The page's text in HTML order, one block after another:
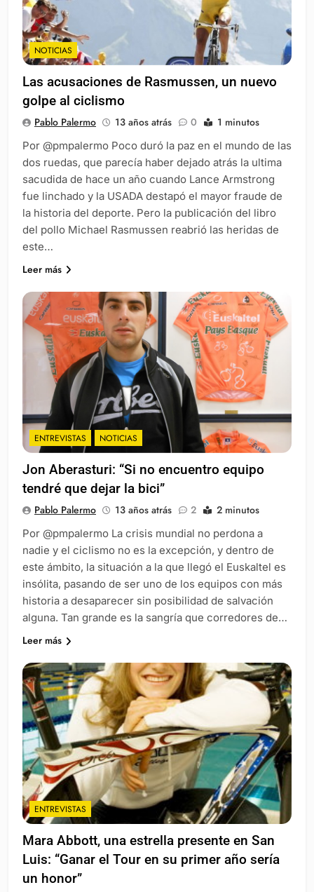
NOTICIAS
Las acusaciones de Rasmussen, un nuevo
golpe al ciclismo
Pablo Palermo 13 años atrás 0 1 minutos
Por @pmpalermo Poco duró la paz en el mundo de las
dos ruedas, que parecía haber dejado atrás la ultima
sacudida de hace un año cuando Lance Armstrong
fue linchado y la USADA destapó el mayor fraude de
la historia del deporte. Pero la publicación del libro
del pollo Michael Rasmussen reabrió las heridas de
este…
Leer más
ENTREVISTAS NOTICIAS
Jon Aberasturi: “Si no encuentro equipo
tendré que dejar la bici”
Pablo Palermo 13 años atrás 2 2 minutos
Por @pmpalermo La crisis mundial no perdona a
nadie y el ciclismo no es la excepción, y dentro de
este ámbito, la situación a la que llegó el Euskaltel es
insólita, pasando de ser uno de los equipos con más
historia a desaparecer sin posibilidad de salvación
alguna. Tan grande es la sangría que corredores de…
Leer más
ENTREVISTAS
Mara Abbott, una estrella presente en San
Luis: “Ganar el Tour en su primer año sería
un honor”